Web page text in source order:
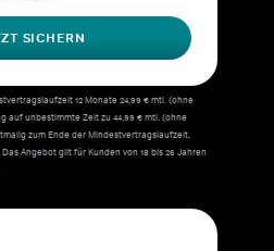
SICHERN
12 Monate 24,99 € mtl. (ohne
auf unbestimmte Zeit zu 44,99 € mtl. (ohne
zum Ende der Mindestvertragslaufzeit,
Angebot gilt für Kunden von 18 bis 26 Jahren